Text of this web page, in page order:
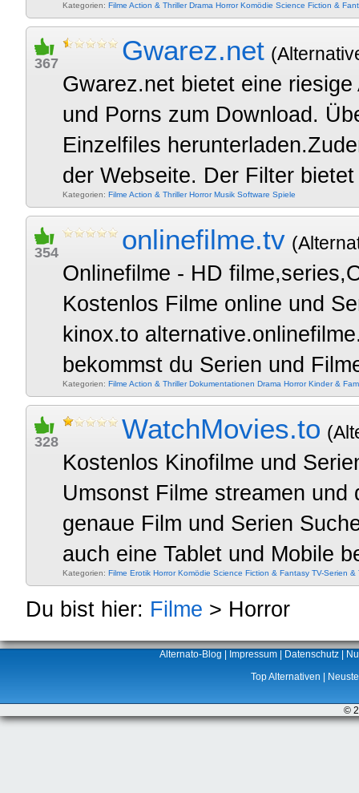
Kategorien: Filme Action & Thriller Drama Horror Komödie Science Fiction &
367 Gwarez.net
Gwarez.net bietet eine
und Porns zum Download.
Einzelfiles
der Webseite. Der Filter
Kategorien: Filme Action & Thriller Horror Musik Software Spiele
354 onlinefilme.tv
Onlinefilme - HD
Kostenlos Filme online und
kinox.to
bekommst du Serien und
Kategorien: Filme Action & Thriller Dokumentationen Drama Horror Kinder &
328 WatchMovies.to
Kostenlos Kinofilme und
Umsonst Filme streamen
genaue Film und Serien
auch eine Tablet und Mobile
Kategorien: Filme Erotik Horror Komödie Science Fiction & Fantasy TV-Serien &
Du bist hier: Filme > Horror
Alternato-Blog Impressum Datenschutz
Top Alternativen
©